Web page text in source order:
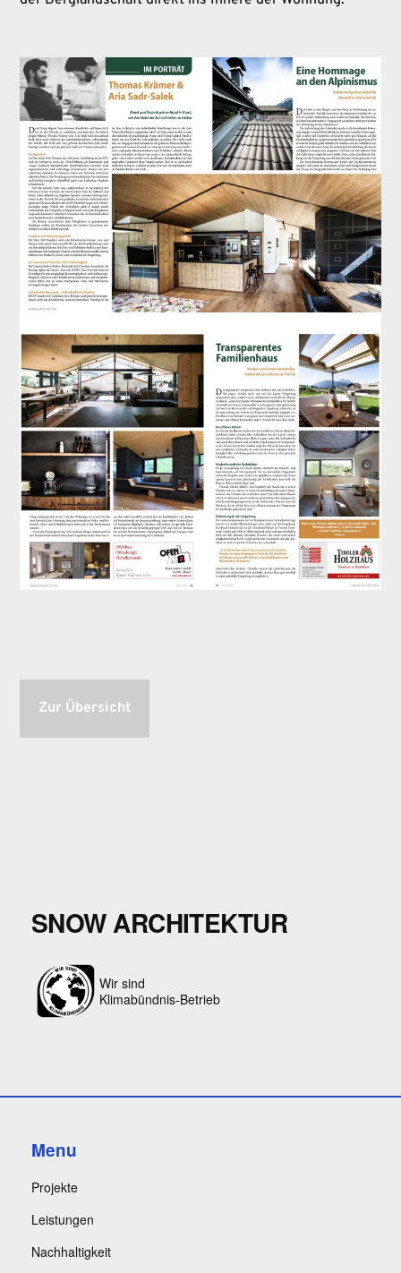
Zur Übersicht
SNOW ARCHITEKTUR
Wir sind
Klimabündnis-Betrieb
Menu
Projekte
Leistungen
Nachhaltigkeit